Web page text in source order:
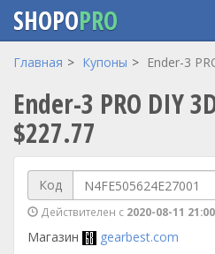
Перейти
основному
содержанию
SHOPOPRO
Главная Купоны Ender-3
Ender-3 PRO DIY
$227.77
Код
Действителен с 2020-08-11
Магазин
gearbest.com